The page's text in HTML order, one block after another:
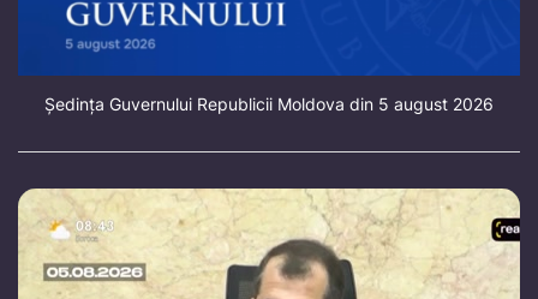
Ședința Guvernului Republicii Moldova din 5 august 2026